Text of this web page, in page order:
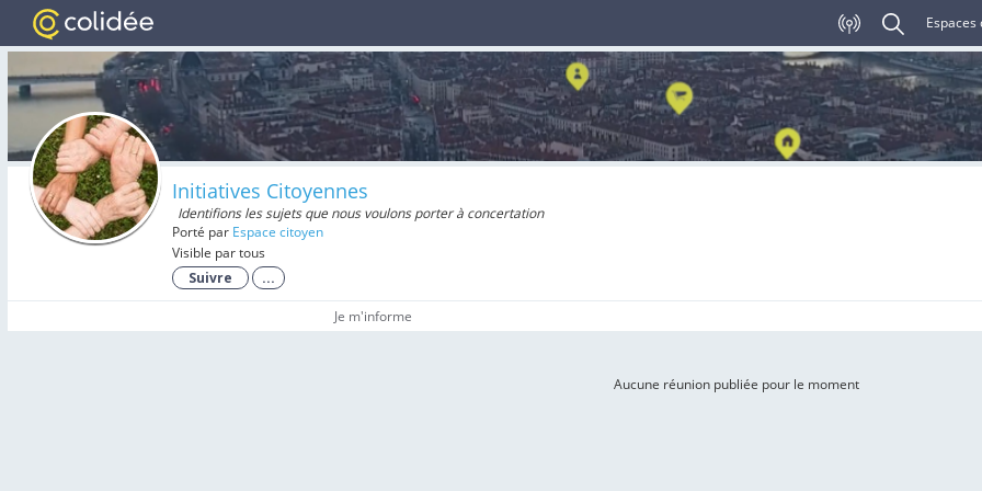
Initiatives Citoyennes
Identifions les sujets que nous voulons porter à concertation
Porté par Espace citoyen
Visible par tous
Suivre
...
Je m'informe
Aucune réunion publiée pour le moment